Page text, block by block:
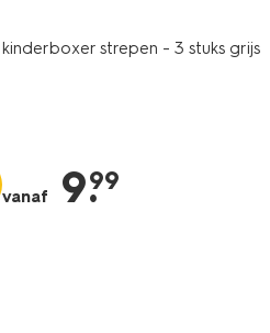
kinderboxer strepen - 3 stuks grijs
vanaf 9.
99